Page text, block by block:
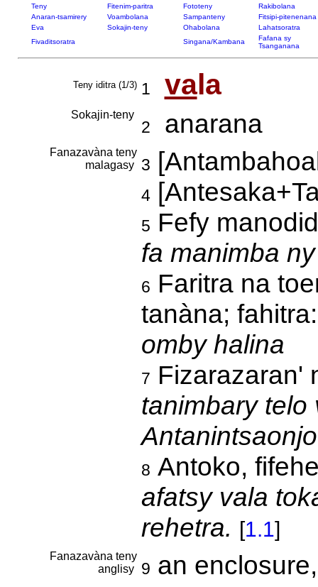
Teny Fitenim-paritra Fototeny
Rakibolana
Anaran-tsamirery
Voambolana Sampanteny
Fitsipi-pitenenana
Eva
Sokajin-teny Ohabolana
Lahatsoratra
Fivaditsoratra
Singana/Kambana
Fafana sy
Tsanganana
Teny iditra (1/3) 1 vala
Sokajin-teny
2 anarana
Fanazavàna teny
malagasy
3
4
5 Fefy
fa manimba
6 Faritra na
tanàna;
omby halina
7 Fizarazaran'
tanimbary telo
Antanintsaonjo
8 Antoko,
afatsy vala
rehetra. [1.1]
Fanazavàna teny
anglisy
9 an